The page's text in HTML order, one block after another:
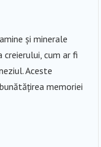
și minerale
cum ar fi
Aceste
memoriei